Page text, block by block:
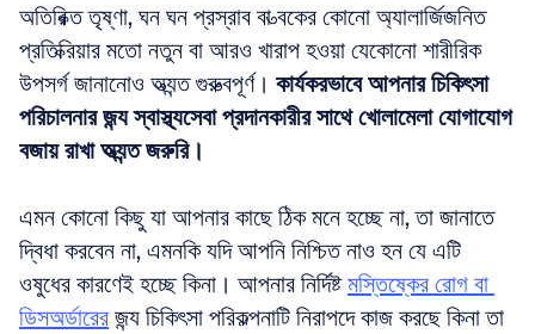
অতিরিক্ত তৃষ্ণা, ঘন ঘন প্রস্রাব বা ত্বকের কোনো অ্যালার্জিজনিত
প্রতিক্রিয়ার মতো নতুন বা আরও খারাপ হওয়া যেকোনো শারীরিক
উপসর্গ জানানোও অত্যন্ত গুরুত্বপূর্ণ। কার্যকরভাবে আপনার চিকিৎসা
পরিচালনার জন্য স্বাস্থ্যসেবা প্রদানকারীর সাথে খোলামেলা যোগাযোগ
বজায় রাখা অত্যন্ত জরুরি।
এমন কোনো কিছু যা আপনার কাছে ঠিক মনে হচ্ছে না, তা জানাতে
দ্বিধা করবেন না, এমনকি যদি আপনি নিশ্চিত নাও হন যে এটি
ওষুধের কারণেই হচ্ছে কিনা। আপনার নির্দিষ্ট মস্তিষ্কের রোগ বা
ডিসঅর্ডারের জন্য চিকিৎসা পরিকল্পনাটি নিরাপদে কাজ করছে কিনা তা